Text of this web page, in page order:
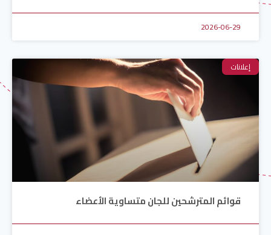
2026-06-29
إعلانات
قوائم المترشحين للجان متساوية الأعضاء